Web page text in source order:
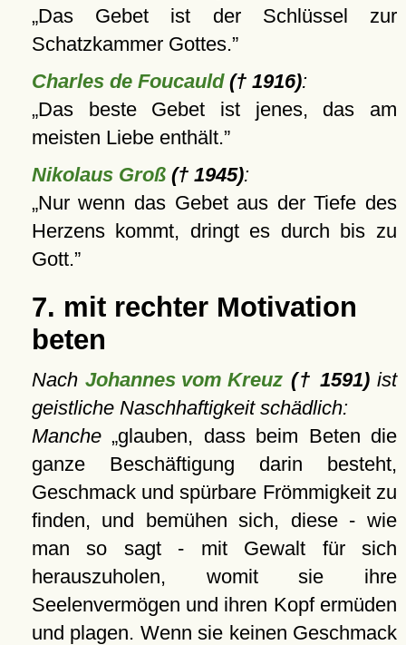
Das Gebet ist der Schlüssel zur
Schatzkammer Gottes.
Charles de Foucauld(† 1916):
Das beste Gebet ist jenes, das am
meisten Liebe enthält.
Nikolaus Groß(† 1945):
Nur wenn das Gebet aus der Tiefe des
Herzens kommt, dringt es durch bis zu
Gott.
7. mit rechter Motivation
beten
NachJohannes vom Kreuz († 1591)ist
geistliche Naschhaftigkeit schädlich:
Manche
glauben, dass beim Beten die
ganze Beschäftigung darin besteht,
Geschmack und spürbare Frömmigkeit zu
finden, und bemühen sich, diese - wie
man so sagt - mit Gewalt für sich
herauszuholen, womit sie ihre
Seelenvermögen und ihren Kopf ermüden
und plagen. Wenn sie keinen Geschmack